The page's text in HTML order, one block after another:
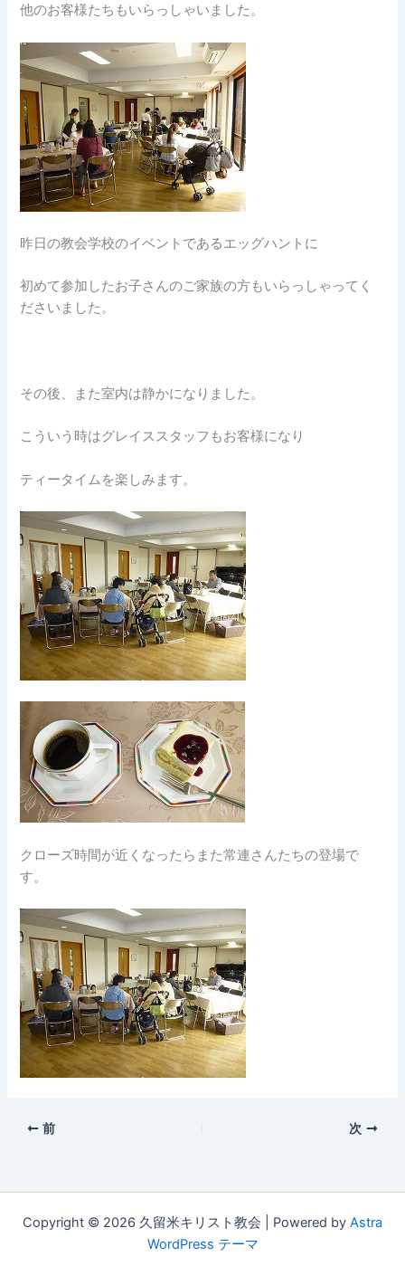
他のお客様たちもいらっしゃいました。
昨日の教会学校のイベントであるエッグハントに
初めて参加したお子さんのご家族の方もいらっしゃってく
ださいました。
その後、また室内は静かになりました。
こういう時はグレイススタッフもお客様になり
ティータイムを楽しみます。
クローズ時間が近くなったらまた常連さんたちの登場で
す。
前 次
Copyright © 2026 久留米キリスト教会 | Powered by Astra
WordPress テーマ